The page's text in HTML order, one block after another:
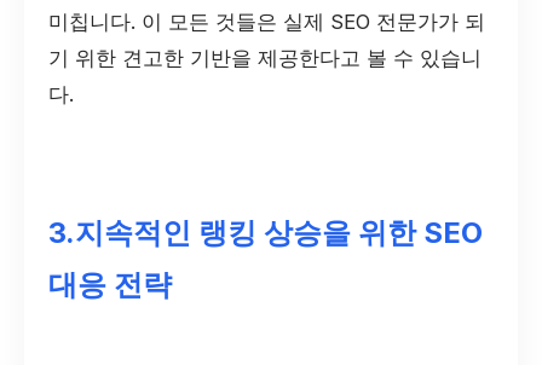
미칩니다. 이 모든 것들은 실제 SEO 전문가가 되
기 위한 견고한 기반을 제공한다고 볼 수 있습니
다.
3.지속적인 랭킹 상승을 위한 SEO
대응 전략